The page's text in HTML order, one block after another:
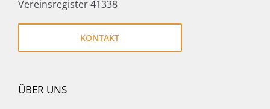
Vereinsregister 41338
KONTAKT
ÜBER UNS